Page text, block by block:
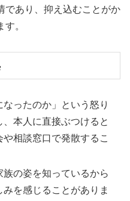
であり、抑え込むことがか
。
なったのか」という怒り
本人に直接ぶつけると
相談窓口で発散するこ
族の姿を知っているから
を感じることがありま